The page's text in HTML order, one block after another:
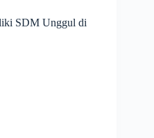
SDM Unggul di